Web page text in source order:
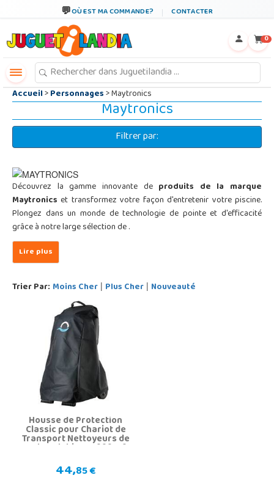
OÙ EST MA COMMANDE? CONTACTER
0
Accueil>Personnages> Maytronics
Maytronics
Filtrer par:
Découvrez la gamme innovante de produits de la marque
Maytronics et transformez votre façon d'entretenir votre piscine.
Plongez dans un monde de technologie de pointe et d'efficacité
grâce à notre large sélection de.
Trier Par: Moins Cher | Plus Cher | Nouveauté
Housse de Protection
Classic pour Chariot de
Transport Nettoyeurs de
Fonds Dolphin QP 9991794
44,85 €